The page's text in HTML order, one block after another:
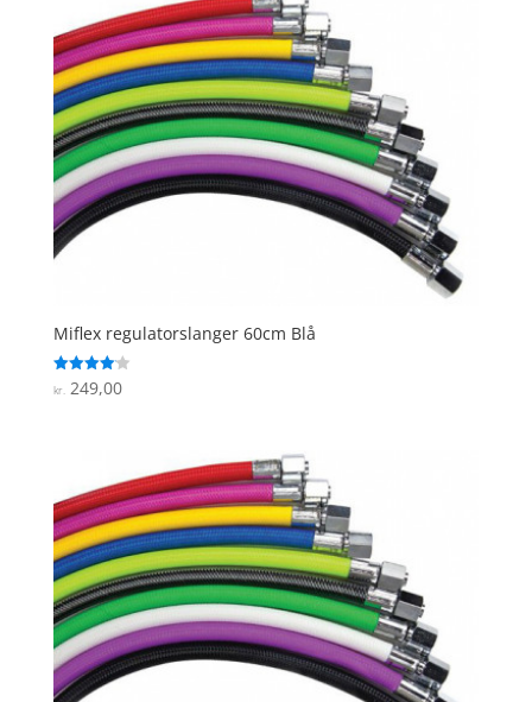
Miflex regulatorslanger 60cm Blå
Vurderet
4.1
kr. 249,00